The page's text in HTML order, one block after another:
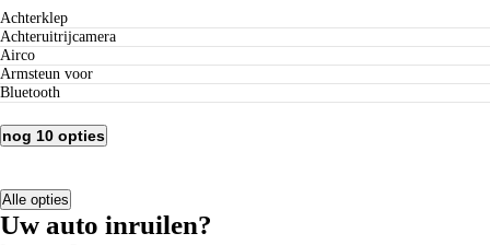
Achterklep
Achteruitrijcamera
Airco
Armsteun voor
Bluetooth
nog 10 opties
Alle opties
Uw auto inruilen?